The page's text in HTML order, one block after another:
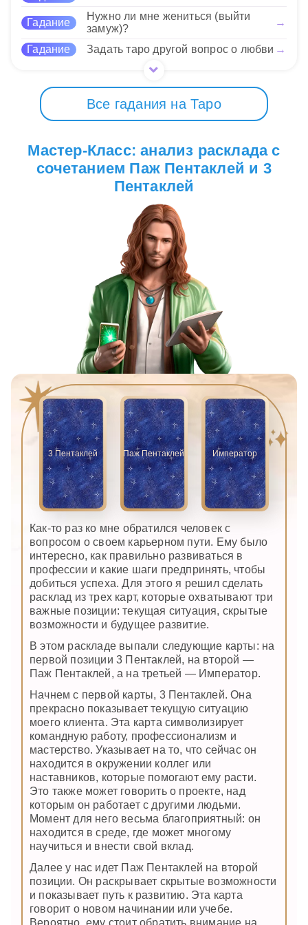
сотрудничество принесет свои плоды.
Нравится
Гадание
Нужно ли мне жениться (выйти
замуж)?
→
Гадание Задать таро другой вопрос о любви →
Все гадания на Таро
Мастер-Класс: анализ расклада с
сочетанием Паж Пентаклей и 3
Пентаклей
3 Пентаклей Паж Пентаклей Император
Как-то раз ко мне обратился человек с
вопросом о своем карьерном пути. Ему было
интересно, как правильно развиваться в
профессии и какие шаги предпринять, чтобы
добиться успеха. Для этого я решил сделать
расклад из трех карт, которые охватывают три
важные позиции: текущая ситуация, скрытые
возможности и будущее развитие.
В этом раскладе выпали следующие карты: на
первой позиции 3 Пентаклей, на второй —
Паж Пентаклей, а на третьей — Император.
Начнем с первой карты, 3 Пентаклей. Она
прекрасно показывает текущую ситуацию
моего клиента. Эта карта символизирует
командную работу, профессионализм и
мастерство. Указывает на то, что сейчас он
находится в окружении коллег или
наставников, которые помогают ему расти.
Это также может говорить о проекте, над
которым он работает с другими людьми.
Момент для него весьма благоприятный: он
находится в среде, где может многому
научиться и внести свой вклад.
Далее у нас идет Паж Пентаклей на второй
позиции. Он раскрывает скрытые возможности
и показывает путь к развитию. Эта карта
говорит о новом начинании или учебе.